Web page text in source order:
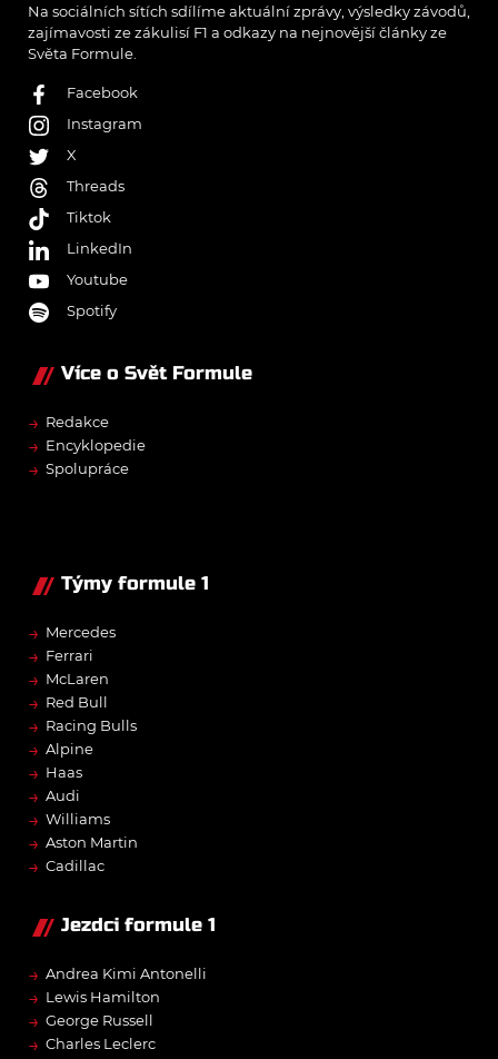
Na sociálních sítích sdílíme aktuální zprávy, výsledky závodů,
zajímavosti ze zákulisí F1 a odkazy na nejnovější články ze
Světa Formule.
Facebook
Instagram
X
Threads
Tiktok
LinkedIn
Youtube
Spotify
Více o Svět Formule
→ Redakce
→ Encyklopedie
→ Spolupráce
Týmy formule 1
→ Mercedes
→ Ferrari
→ McLaren
→ Red Bull
→ Racing Bulls
→ Alpine
→ Haas
→ Audi
→ Williams
→ Aston Martin
→ Cadillac
Jezdci formule 1
→ Andrea Kimi Antonelli
→ Lewis Hamilton
→ George Russell
→ Charles Leclerc